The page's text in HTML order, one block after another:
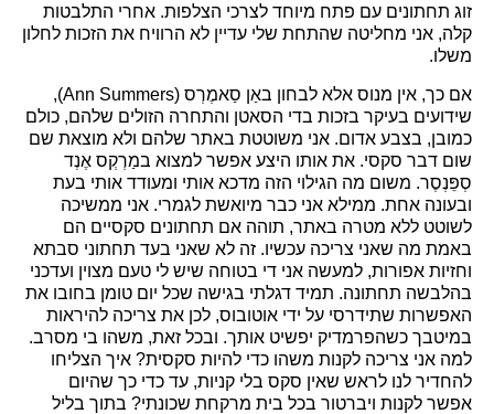
זוג תחתונים עם פתח מיוחד לצרכי הצלפות. אחרי התלבטות
קלה, אני מחליטה שהתחת שלי עדיין לא הרוויח את הזכות לחלון
משלו.
אם כך, אין מנוס אלא לבחון באַן סַאמֶרְס (Ann Summers
),
שידועים בעיקר בזכות בדי הסאטן והתחרה הזולים שלהם, כולם
כמובן, בצבע אדום. אני משוטטת באתר שלהם ולא מוצאת שם
שום דבר סקסי. את אותו היצע אפשר למצוא במַרְקְס אֶנְד
סְפֵּנְסֶר. משום מה הגילוי הזה מדכא אותי ומעודד אותי בעת
ובעונה אחת. ממילא אני כבר מיואשת לגמרי. אני ממשיכה
לשוטט ללא מטרה באתר, תוהה אם תחתונים סקסיים הם
באמת מה שאני צריכה עכשיו. זה לא שאני בעד תחתוני סבתא
וחזיות אפורות, למעשה אני די בטוחה שיש לי טעם מצוין ועדכני
בהלבשה תחתונה. תמיד דגלתי בגישה שכל יום טומן בחובו את
האפשרות שתידרסי על ידי אוטובוס, לכן את צריכה להיראות
במיטבך כשהפרמדיק יפשיט אותך. ובכל זאת, משהו בי מסרב.
למה אני צריכה לקנות משהו כדי להיות סקסית? איך הצליחו
להחדיר לנו לראש שאין סקס בלי קניות, עד כדי כך שהיום
אפשר לקנות ויברטור בכל בית מרקחת שכונתי? בתוך בליל